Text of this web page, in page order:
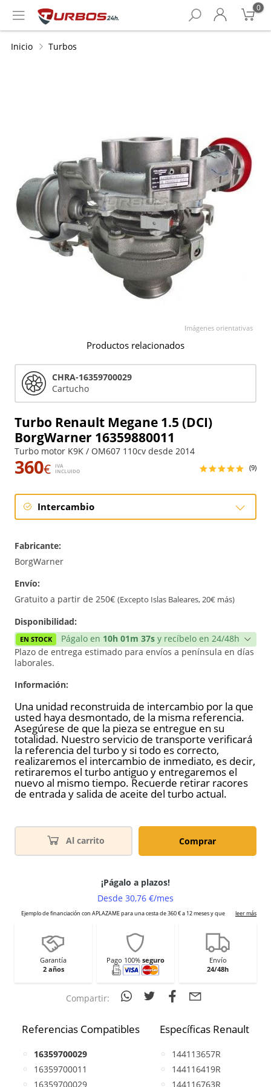
0
Inicio Turbos
Turbo Renault Megane 1.5 (DCI)
BorgWarner 16359880011
Turbo motor K9K / OM607 110cv desde 2014
360€
IVA
INCLUIDO
(9)
Intercambio
Reconstrucción
Fabricante:
BorgWarner
Envío:
Gratuito a partir de 250€ (Excepto Islas Baleares, 20€ más)
Disponibilidad:
EN STOCK Págalo en 10h 01m 37s y recíbelo en 24/48h
Plazo de entrega estimado para envíos a península en días
laborales.
Información:
Una unidad reconstruida de intercambio por la que
usted haya desmontado, de la misma referencia.
Asegúrese de que la pieza se entregue en su
totalidad. Nuestro servicio de transporte verificará
la referencia del turbo y si todo es correcto,
realizaremos el intercambio de inmediato, es decir,
retiraremos el turbo antiguo y entregaremos el
nuevo al mismo tiempo. Recuerde retirar racores
de entrada y salida de aceite del turbo actual.
Al carrito Comprar
Garantía
2 años
Pago 100% seguro
Envío
24/48h
Compartir:
Imágenes orientativas
Productos relacionados
CHRA-16359700029
Cartucho
Referencias Compatibles
16359700029
16359700011
16359700029
Específicas Renault
144113657R
144116419R
144116763R